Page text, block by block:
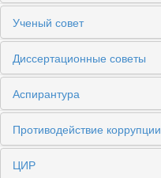
Ученый совет
Диссертационные советы
Аспирантура
Противодействие коррупции
ЦИР